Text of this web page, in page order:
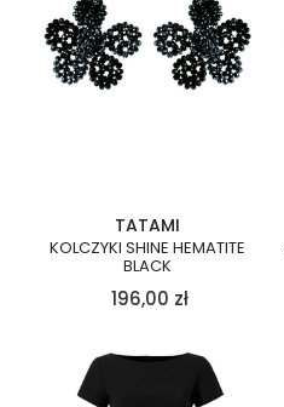
TATAMI
KOLCZYKI SHINE HEMATITE
BLACK
196,00 zł